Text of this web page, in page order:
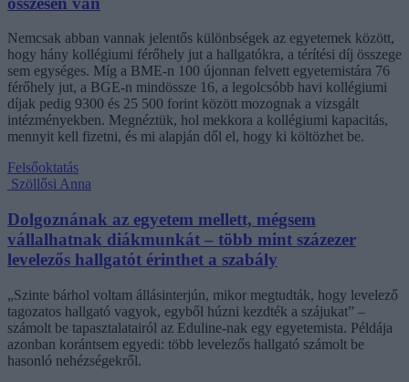
Nemcsak abban vannak jelentős különbségek az egyetemek között,
hogy hány kollégiumi férőhely jut a hallgatókra, a térítési díj összege
sem egységes. Míg a BME-n 100 újonnan felvett egyetemistára 76
férőhely jut, a BGE-n mindössze 16, a legolcsóbb havi kollégiumi
díjak pedig 9300 és 25 500 forint között mozognak a vizsgált
intézményekben. Megnéztük, hol mekkora a kollégiumi kapacitás,
mennyit kell fizetni, és mi alapján dől el, hogy ki költözhet be.
Felsőoktatás
Szöllősi Anna
Dolgoznának az egyetem mellett, mégsem
vállalhatnak diákmunkát – több mint százezer
levelezős hallgatót érinthet a szabály
„Szinte bárhol voltam állásinterjún, mikor megtudták, hogy levelező
tagozatos hallgató vagyok, egyből húzni kezdték a szájukat” –
számolt be tapasztalatairól az Eduline-nak egy egyetemista. Példája
azonban korántsem egyedi: több levelezős hallgató számolt be
hasonló nehézségekről.